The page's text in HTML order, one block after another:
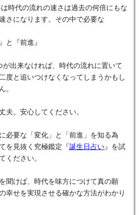
時代の流れの速さは過去の何倍にもな
さになります。その中で必要な
と『前進』
が出来なければ、時代の流れに置いて
度と追いつけなくなってしまうかもし
。
夫。安心してください。
必要な「変化」と「前進」を知る為
を見抜く究極鑑定『誕生日占い 』を試
ください。
聞けば、時代を味方につけて真の願
幸せを実現させる確かな方法がわかり